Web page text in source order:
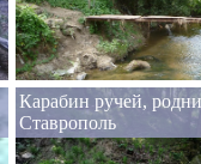
Карабин ручей,
Ставрополь